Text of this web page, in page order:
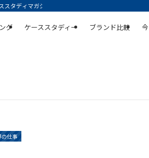
タディマガジン | 空庭
グ ケーススタディー ブランド比較
の仕事